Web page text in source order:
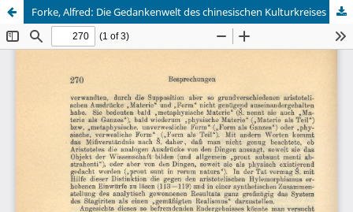
Forke, Alfred: Die Gedankenwelt des chinesischen Kulturkreises